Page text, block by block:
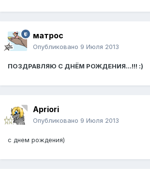
матрос
Опубликовано 9 Июля 2013
ПОЗДРАВЛЯЮ С ДНЁМ РОЖДЕНИЯ...!!! :)
Apriori
Опубликовано 9 Июля 2013
с днем рождения)